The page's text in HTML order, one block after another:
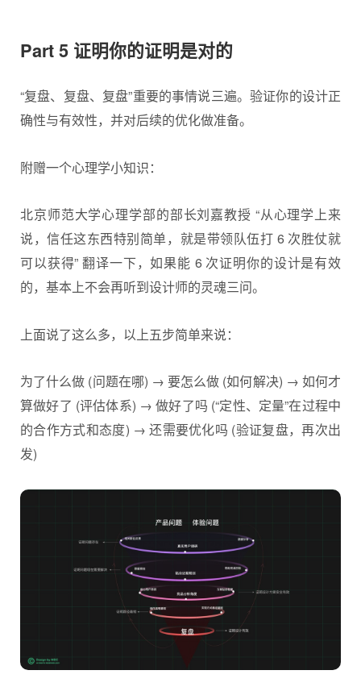
Part 5 证明你的证明是对的
“复盘、复盘、复盘”重要的事情说三遍。验证你的设计正
确性与有效性，并对后续的优化做准备。
附赠一个心理学小知识：
北京师范大学心理学部的部长刘嘉教授 “从心理学上来
说，信任这东西特别简单，就是带领队伍打 6 次胜仗就
可以获得” 翻译一下，如果能 6 次证明你的设计是有效
的，基本上不会再听到设计师的灵魂三问。
上面说了这么多，以上五步简单来说：
为了什么做 (问题在哪) → 要怎么做 (如何解决) → 如何才
算做好了 (评估体系) → 做好了吗 (“定性、定量”在过程中
的合作方式和态度) → 还需要优化吗 (验证复盘，再次出
发)